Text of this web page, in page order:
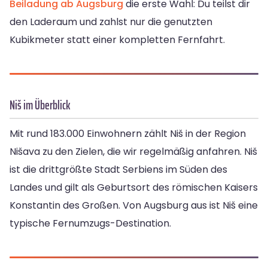
Beiladung ab Augsburg die erste Wahl: Du teilst dir
den Laderaum und zahlst nur die genutzten
Kubikmeter statt einer kompletten Fernfahrt.
Niš im Überblick
Mit rund 183.000 Einwohnern zählt Niš in der Region
Nišava zu den Zielen, die wir regelmäßig anfahren. Niš
ist die drittgrößte Stadt Serbiens im Süden des
Landes und gilt als Geburtsort des römischen Kaisers
Konstantin des Großen. Von Augsburg aus ist Niš eine
typische Fernumzugs-Destination.